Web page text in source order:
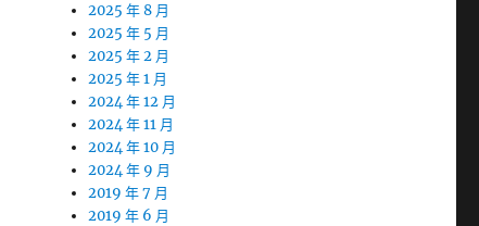
2025 年 8 月
2025 年 5 月
2025 年 2 月
2025 年 1 月
2024 年 12 月
2024 年 11 月
2024 年 10 月
2024 年 9 月
2019 年 7 月
2019 年 6 月